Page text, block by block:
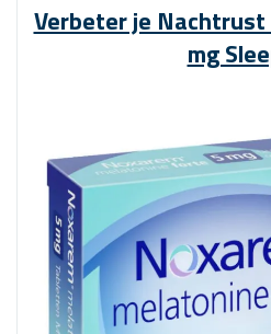
Verbeter je
mg